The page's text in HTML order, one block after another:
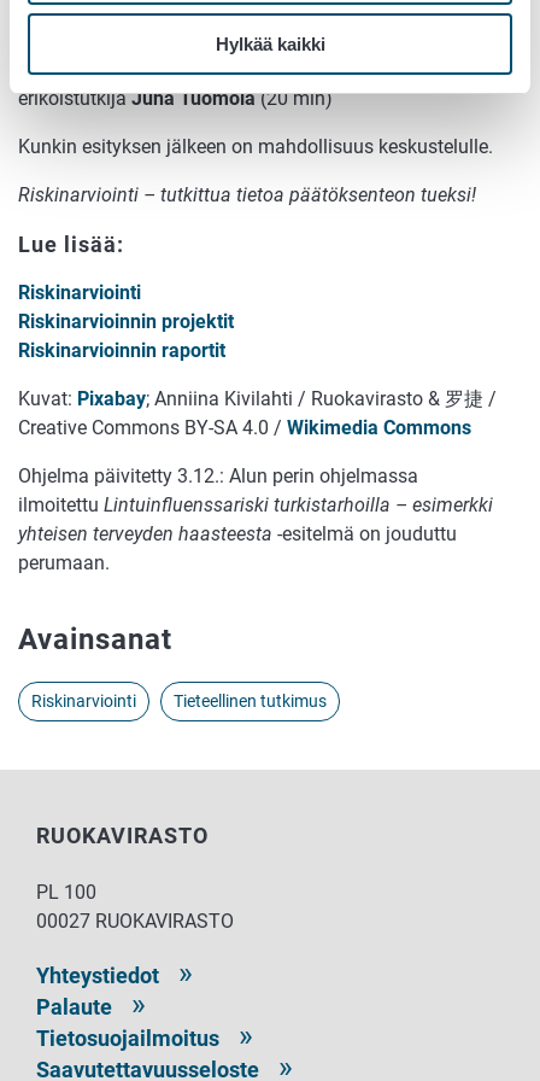
Hylkää kaikki
Lassila(20 min)
13.45 Voiko punakaulusjäärän asettua Suomeen? –
erikoistutkijaJuha Tuomola(20 min)
Kunkin esityksen jälkeen on mahdollisuus keskustelulle.
Riskinarviointi – tutkittua tietoa päätöksenteon tueksi!
Lue lisää:
Riskinarviointi
Riskinarvioinnin projektit
Riskinarvioinnin raportit
Kuvat: Pixabay; Anniina Kivilahti / Ruokavirasto & 罗捷 /
Creative Commons BY-SA 4.0 / Wikimedia Commons
Ohjelma päivitetty 3.12.: Alun perin ohjelmassa
ilmoitettu Lintuinfluenssariski turkistarhoilla – esimerkki
yhteisen terveyden haasteesta -esitelmä on jouduttu
perumaan.
Avainsanat
Riskinarviointi Tieteellinen tutkimus
RUOKAVIRASTO
PL 100
00027 RUOKAVIRASTO
Yhteystiedot
Palaute
Tietosuojailmoitus
Saavutettavuusseloste